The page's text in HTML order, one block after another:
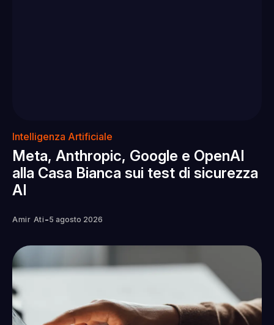
Intelligenza Artificiale
Meta, Anthropic, Google e OpenAI
alla Casa Bianca sui test di sicurezza
AI
Amir Ati -5 agosto 2026